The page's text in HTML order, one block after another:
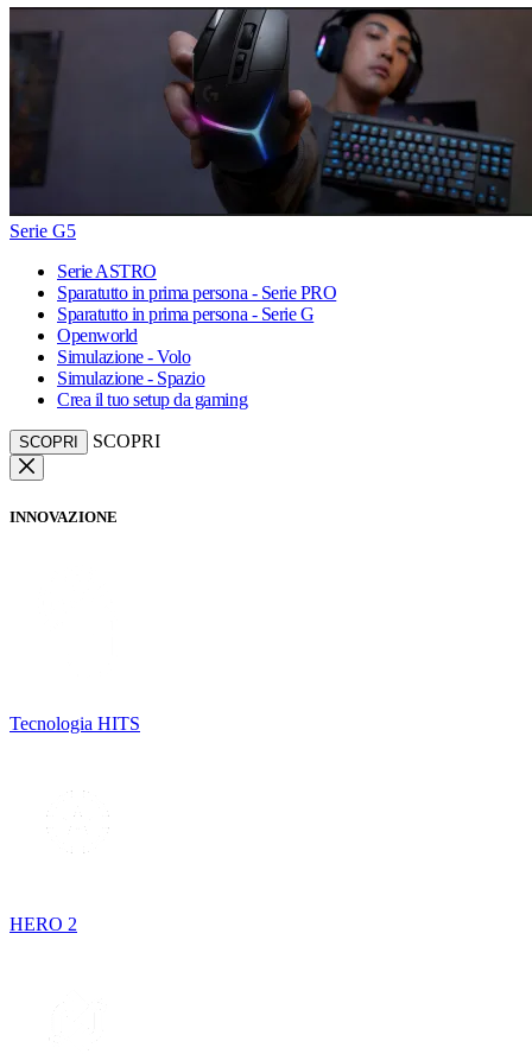
Serie G5
Serie ASTRO
Sparatutto in prima persona - Serie PRO
Sparatutto in prima persona - Serie G
Openworld
Simulazione - Volo
Simulazione - Spazio
Crea il tuo setup da gaming
SCOPRI SCOPRI
INNOVAZIONE
Tecnologia HITS
HERO 2